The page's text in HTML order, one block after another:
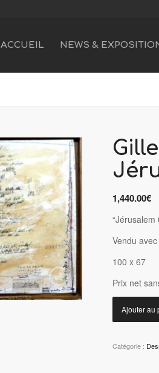
ACCUEIL NEWS &
1,440.00€
“Jérusalem
Vendu
100 x 67
Prix net
Ajouter au
Catégorie :